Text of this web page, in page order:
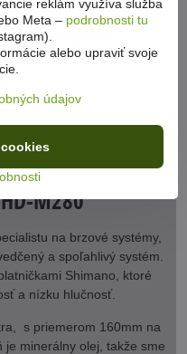
M280
na brzové systémy,
a spoľahlivý systém.
Shimano, ktoré
a nízku hlučnosť.
s priemerom 160mm na
je minerálny olej, takže sme
reklám využíva služba
Meta – podrobnosti tu
alebo upraviť svoje
údajov